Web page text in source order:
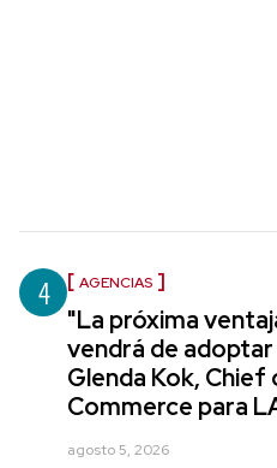
4 AGENCIAS
"La próxima
vendrá de
Glenda Kok,
Commerce para
agosto 5, 2026